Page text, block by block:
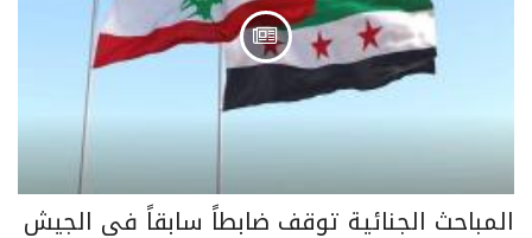
المباحث الجنائية توقف ضابطاً سابقاً في الجيش